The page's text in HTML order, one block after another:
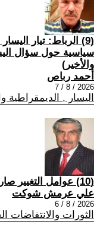
(9) الرباط: تيار
سياسية حول سؤال
والأخير)
أحمد رباص
2026 / 8 / 7
اليسار , الديمقراطية
(10) عوامل التغيير صارخة ولكن فعلها ما زال خافتاً
علي عرمش شوكت
2026 / 8 / 6
الثورات والانتفاضات